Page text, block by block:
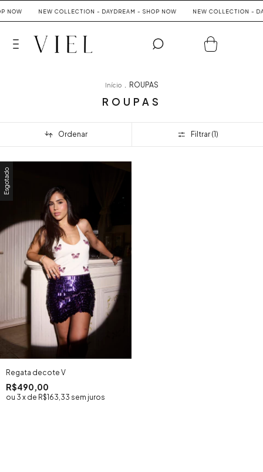
NOW NEW COLLECTION - DAYDREAM - SHOP NOW NEW COLLECTION -
Início . ROUPAS
ROUPAS
Ordenar Filtrar (1)
Esgotado
Regata decote V
R$490,00
3 x de R$163,33 sem juros